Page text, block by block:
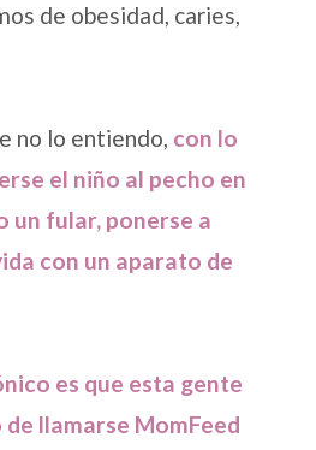
de obesidad, caries,
no lo entiendo, con lo
el niño al pecho en
un fular, ponerse a
con un aparato de
es que esta gente
llamarse MomFeed